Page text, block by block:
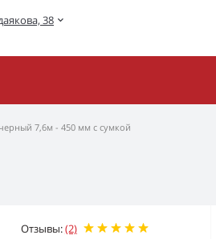
38
7,6м - 450 мм с сумкой
Отзывы:(2)